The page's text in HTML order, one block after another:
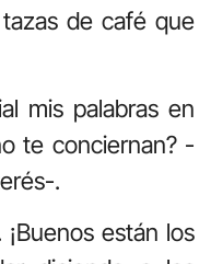
de café que
mis palabras en
te conciernan? -
.
están los